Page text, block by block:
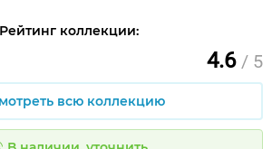
Рейтинг коллекции:
4.6 / 5
всю коллекцию